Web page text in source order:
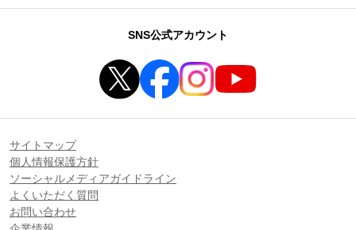
SNS公式アカウント
サイトマップ
個人情報保護方針
ソーシャルメディアガイドライン
よくいただく質問
お問い合わせ